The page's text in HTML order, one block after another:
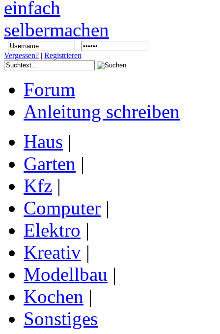
Vergessen? | Registrieren
Forum
Anleitung schreiben
Haus |
Garten |
Kfz |
Computer |
Elektro |
Kreativ |
Modellbau |
Kochen |
Sonstiges